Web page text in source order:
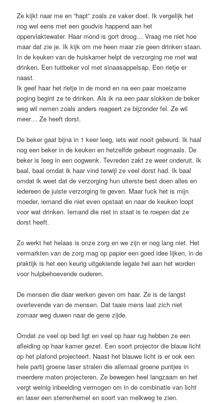
Ze kijkt naar me en “hapt” zoals ze vaker doet. Ik vergelijk het
nog wel eens met een goudvis happend aan het
oppervlaktewater. Haar mond is gort droog… Vraag me niet hoe
maar dat zie je. Ik kijk om me heen maar zie geen drinken staan.
In de keuken van de huiskamer helpt de verzorging me met wat
drinken. Een tuitbeker vol met sinaasappelsap. Een rietje er
naast.
Ik geef haar het rietje in de mond en na een paar moeizame
poging begint ze te drinken. Als ik na een paar slokken de beker
weg wil nemen zoals anders reageert ze bijzonder fel. Ze wil
meer… Ze heeft dorst.
De beker gaat bijna in 1 keer leeg, iets wat nooit gebeurd. Ik haal
nog een beker in de keuken en hetzelfde gebeurt nogmaals. De
beker is leeg in een oogwenk. Tevreden zakt ze weer onderuit. Ik
baal, baal omdat ik haar vind terwijl ze veel dorst had. Ik baal
omdat ik weet dat de verzorging hun uiterste best doen alles en
iedereen de juiste verzorging te geven. Maar fuck het is mijn
moeder, iemand die niet even opstaat en naar de keuken loopt
voor wat drinken. Iemand die niet in staat is te roepen dat ze
dorst heeft.
Zo werkt het helaas is onze zorg en we zijn er nog lang niet. Het
vermarkten van de zorg mag op papier een goed idee lijken, in de
praktijk is het een keurig uitgekiende legale hel aan het worden
voor hulpbehoevende ouderen.
De mensen die daar werken geven om haar. Ze is de langst
overlevende van de mensen. Dat taaie mens laat zich niet
zomaar weg duwen naar de gene zijde.
Omdat ze veel op bed ligt en veel op haar rug hebben ze een
afleiding op haar kamer gezet. Een soort projector die blauw licht
op het plafond projecteert. Naast het blauwe licht is er ook een
hele partij groene laser stralen die allemaal groene puntjes in
meerdere maten projecteren. Ze bewegen heel langzaam en het
vergt weinig inbeelding vermogen om in de combinatie van licht
en laser een sterrenhemel en soort van melkweg te zien.